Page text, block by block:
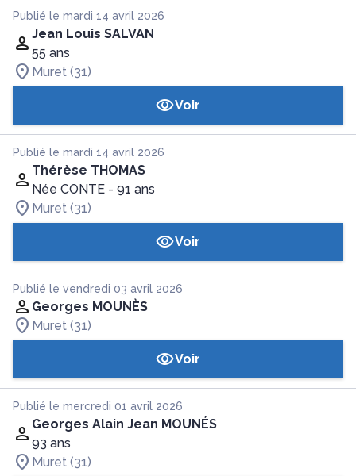
Publié le mardi 14 avril 2026
Jean Louis SALVAN
55 ans
Muret (31)
Voir
Publié le mardi 14 avril 2026
Thérèse THOMAS
Née CONTE - 91 ans
Muret (31)
Voir
Publié le vendredi 03 avril 2026
Georges MOUNÈS
Muret (31)
Voir
Publié le mercredi 01 avril 2026
Georges Alain Jean MOUNÉS
93 ans
Muret (31)